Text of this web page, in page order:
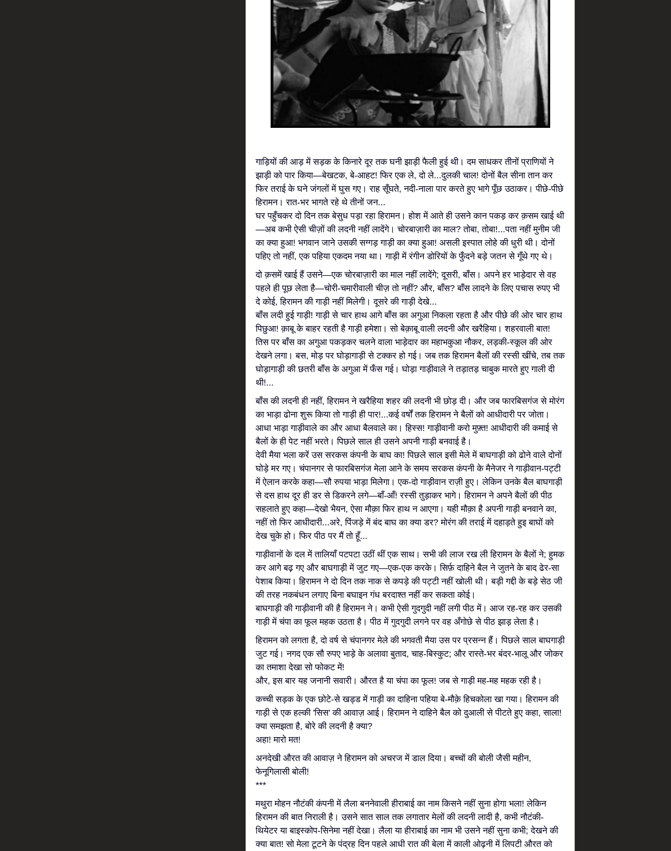
गाड़ियों की आड़ में सड़क के किनारे दूर तक घनी झाड़ी फैली हुई थी। दम साधकर तीनों प्राणियों ने
झाड़ी को पार किया—बेखटक, बे-आहट! फिर एक ले, दो ले...दुलकी चाल! दोनों बैल सीना तान कर
फिर तराई के घने जंगलों में घुस गए। राह सूँघते, नदी-नाला पार करते हुए भागे पूँछ उठाकर। पीछे-पीछे
हिरामन। रात-भर भागते रहे थे तीनों जन...
घर पहुँचकर दो दिन तक बेसुध पड़ा रहा हिरामन। होश में आते ही उसने कान पकड़ कर क़सम खाई थी
—अब कभी ऐसी चीज़ों की लदनी नहीं लादेंगे। चोरबाज़ारी का माल? तोबा, तोबा!...पता नहीं मुनीम जी
का क्या हुआ! भगवान जाने उसकी सग्गड़ गाड़ी का क्या हुआ! असली इस्पात लोहे की धुरी थी। दोनों
पहिए तो नहीं, एक पहिया एकदम नया था। गाड़ी में रंगीन डोरियों के फुँदने बड़े जतन से गूँथे गए थे।
दो क़समें खाई हैं उसने—एक चोरबाज़ारी का माल नहीं लादेंगे; दूसरी, बाँस। अपने हर भाड़ेदार से वह
पहले ही पूछ लेता है—चोरी-चमारीवाली चीज़ तो नहीं? और, बाँस? बाँस लादने के लिए पचास रुपए भी
दे कोई, हिरामन की गाड़ी नहीं मिलेगी। दूसरे की गाड़ी देखे...
बाँस लदी हुई गाड़ी! गाड़ी से चार हाथ आगे बाँस का अगुआ निकला रहता है और पीछे की ओर चार हाथ
पिछुआ! क़ाबू के बाहर रहती है गाड़ी हमेशा। सो बेक़ाबू वाली लदनी और खरैहिया। शहरवाली बात!
तिस पर बाँस का अगुआ पकड़कर चलने वाला भाड़ेदार का महाभकुआ नौकर, लड़की-स्कूल की ओर
देखने लगा। बस, मोड़ पर घोड़ागाड़ी से टक्कर हो गई। जब तक हिरामन बैलों की रस्सी खींचे, तब तक
घोड़ागाड़ी की छतरी बाँस के अगुआ में फँस गई। घोड़ा गाड़ीवाले ने तड़ातड़ चाबुक मारते हुए गाली दी
थी!...
बाँस की लदनी ही नहीं, हिरामन ने खरैहिया शहर की लदनी भी छोड़ दी। और जब फारबिसगंज से मोरंग
का भाड़ा ढोना शुरू किया तो गाड़ी ही पार!...कई वर्षों तक हिरामन ने बैलों को आधीदारी पर जोता।
आधा भाड़ा गाड़ीवाले का और आधा बैलवाले का। हिस्स! गाड़ीवानी करो मुफ़्त! आधीदारी की कमाई से
बैलों के ही पेट नहीं भरते। पिछले साल ही उसने अपनी गाड़ी बनवाई है।
देवी मैया भला करें उस सरकस कंपनी के बाघ का! पिछले साल इसी मेले में बाघगाड़ी को ढोने वाले दोनों
घोड़े मर गए। चंपानगर से फारबिसगंज मेला आने के समय सरकस कंपनी के मैनेजर ने गाड़ीवान-पट्टी
में ऐलान करके कहा—सौ रुपया भाड़ा मिलेगा। एक-दो गाड़ीवान राज़ी हुए। लेकिन उनके बैल बाघगाड़ी
से दस हाथ दूर ही डर से डिकरने लगे—बाँ-आँ! रस्सी तुड़ाकर भागे। हिरामन ने अपने बैलों की पीठ
सहलाते हुए कहा—देखो भैयन, ऐसा मौक़ा फिर हाथ न आएगा। यही मौक़ा है अपनी गाड़ी बनवाने का,
नहीं तो फिर आधीदारी...अरे, पिंजड़े में बंद बाघ का क्या डर? मोरंग की तराई में दहाड़ते हुइ बाघों को
देख चुके हो। फिर पीठ पर मैं तो हूँ...
गाड़ीवानों के दल में तालियाँ पटपटा उठीं थीं एक साथ। सभी की लाज रख ली हिरामन के बैलों ने; हुमक
कर आगे बढ़ गए और बाघगाड़ी में जुट गए—एक-एक करके। सिर्फ़ दाहिने बैल ने जुतने के बाद ढेर-सा
पेशाब किया। हिरामन ने दो दिन तक नाक से कपड़े की पट्टी नहीं खोली थी। बड़ी गद्दी के बड़े सेठ जी
की तरह नकबंधन लगाए बिना बघाइन गंध बरदाश्त नहीं कर सकता कोई।
बाघगाड़ी की गाड़ीवानी की है हिरामन ने। कभी ऐसी गुदगुदी नहीं लगी पीठ में। आज रह-रह कर उसकी
गाड़ी में चंपा का फूल महक उठता है। पीठ में गुदगुदी लगने पर वह अँगोछे से पीठ झाड़ लेता है।
हिरामन को लगता है, दो वर्ष से चंपानगर मेले की भगवती मैया उस पर प्रसन्न हैं। पिछले साल बाघगाड़ी
जुट गई। नगद एक सौ रुपए भाड़े के अलावा बुताद, चाह-बिस्कुट; और रास्ते-भर बंदर-भालू और जोकर
का तमाशा देखा सो फोकट में!
और, इस बार यह जनानी सवारी। औरत है या चंपा का फूल! जब से गाड़ी मह-मह महक रही है।
कच्ची सड़क के एक छोटे-से खड्ड में गाड़ी का दाहिना पहिया बे-मौक़े हिचकोला खा गया। हिरामन की
गाड़ी से एक हल्की 'सिस' की आवाज़ आई। हिरामन ने दाहिने बैल को दुआली से पीटते हुए कहा, साला!
क्या समझता है, बोरे की लदनी है क्या?
अहा! मारो मत!
अनदेखी औरत की आवाज़ ने हिरामन को अचरज में डाल दिया। बच्चों की बोली जैसी महीन,
फेनूगिलासी बोली!
***
मथुरा मोहन नौटंकी कंपनी में लैला बननेवाली हीराबाई का नाम किसने नहीं सुना होगा भला! लेकिन
हिरामन की बात निराली है। उसने सात साल तक लगातार मेलों की लदनी लादी है, कभी नौटंकी-
थियेटर या बाइस्कोप-सिनेमा नहीं देखा। लैला या हीराबाई का नाम भी उसने नहीं सुना कभी; देखने की
क्या बात! सो मेला टूटने के पंद्रह दिन पहले आधी रात की बेला में काली ओढ़नी में लिपटी औरत को